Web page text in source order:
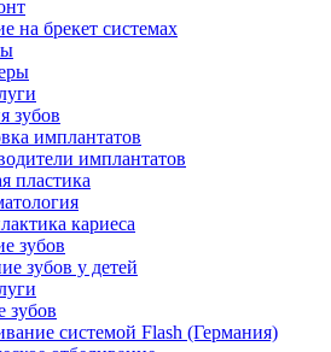
на брекет системах
зубов
имплантатов
имплантатов
пластика
кариеса
зубов
зубов у детей
зубов
системой Flash (Германия)